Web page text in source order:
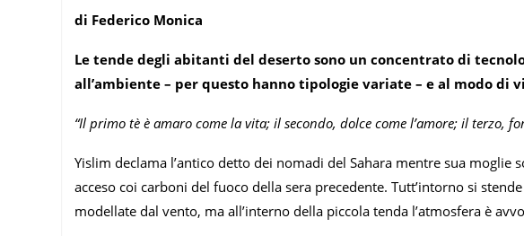
di Federico Monica
Le tende degli abitanti del deserto sono un concentrato di
all’ambiente – per questo hanno tipologie variate – e al modo
“Il primo tè è amaro come la vita; il secondo, dolce come l’amore; il terzo,
Yislim declama l’antico detto dei nomadi del Sahara mentre sua
acceso coi carboni del fuoco della sera precedente. Tutt’intorno si
modellate dal vento, ma all’interno della piccola tenda l’atmosfera è